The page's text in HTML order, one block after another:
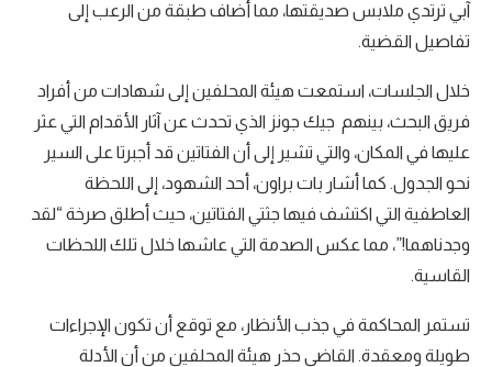
آبي ترتدي ملابس صديقتها، مما أضاف طبقة من الرعب إلى
تفاصيل القضية.
خلال الجلسات، استمعت هيئة المحلفين إلى شهادات من أفراد
فريق البحث، بينهم جيك جونز الذي تحدث عن آثار الأقدام التي عثر
عليها في المكان، والتي تشير إلى أن الفتاتين قد أجبرتا على السير
نحو الجدول. كما أشار بات براون، أحد الشهود، إلى اللحظة
العاطفية التي اكتشف فيها جثتي الفتاتين، حيث أطلق صرخة “لقد
وجدناهما!”، مما عكس الصدمة التي عاشها خلال تلك اللحظات
القاسية.
تستمر المحاكمة في جذب الأنظار، مع توقع أن تكون الإجراءات
طويلة ومعقدة. القاضي حذر هيئة المحلفين من أن الأدلة